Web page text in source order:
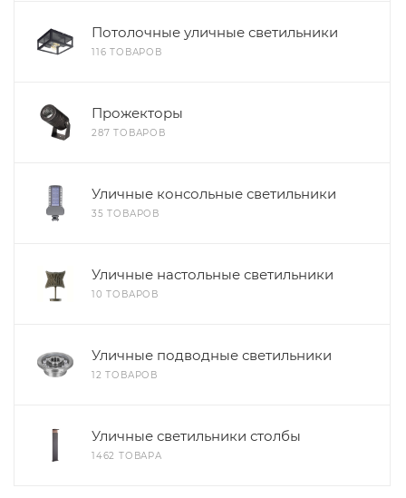
Потолочные уличные светильники
116 ТОВАРОВ
Прожекторы
287 ТОВАРОВ
Уличные консольные светильники
35 ТОВАРОВ
Уличные настольные светильники
10 ТОВАРОВ
Уличные подводные светильники
12 ТОВАРОВ
Уличные светильники столбы
1462 ТОВАРА